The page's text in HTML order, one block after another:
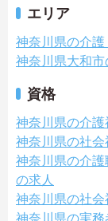
エリア
神奈川県の介護
神奈川県大和市
資格
神奈川県の介護
神奈川県の社会
神奈川県の介護
の求人
神奈川県の社会